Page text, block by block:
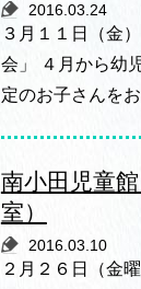
2016.03.24
３月１１日（金
会」 ４月から幼
定のお子さんを
南小田児童
室）
2016.03.10
２月２６日（金